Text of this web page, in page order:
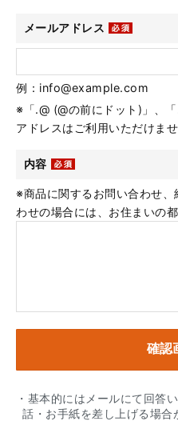
メールアドレス
例：info@example.com
※「.@ (@の前にドット)」、
アドレスはご利用いただけま
内容
※商品に関するお問い合わせ
わせの場合には、お住まいの
・基本的にはメールにて回答
話・お手紙を差し上げる場合